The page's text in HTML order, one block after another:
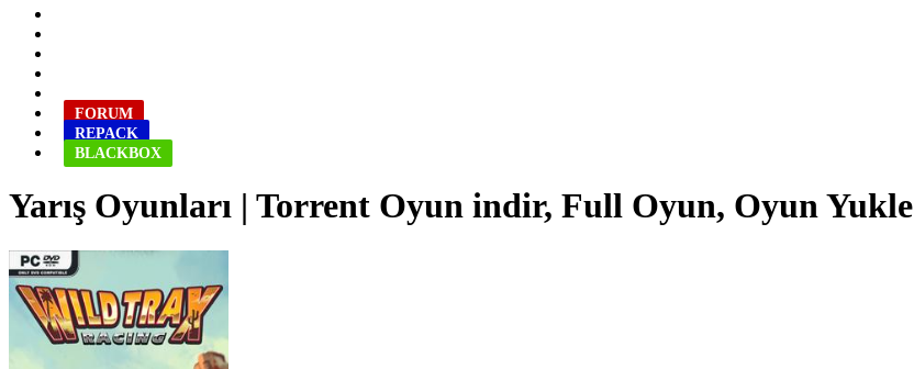
FORUM
REPACK
BLACKBOX
Yarış Oyunları | Torrent Oyun indir, Full Oyun, Oyun Yukle